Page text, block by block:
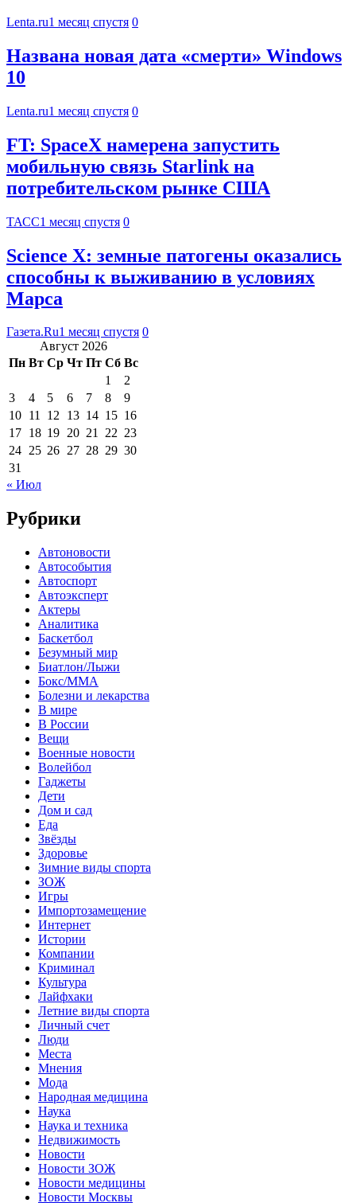
Lenta.ru1 месяц спустя 0
Названа новая дата «смерти» Windows
10
Lenta.ru1 месяц спустя 0
FT: SpaceX намерена запустить
мобильную связь Starlink на
потребительском рынке США
ТАСС1 месяц спустя 0
Science X: земные патогены оказались
способны к выживанию в условиях
Марса
Газета.Ru1 месяц спустя 0
Август 2026
Пн Вт Ср Чт Пт Сб Вс
1
2
3
4 5 6 7 8
9
10 11 12 13 14 15 16
17 18 19 20 21 22 23
24 25 26 27 28 29 30
31
« Июл
Рубрики
Автоновости
Автособытия
Автоспорт
Автоэксперт
Актеры
Аналитика
Баскетбол
Безумный мир
Биатлон/Лыжи
Бокс/MMA
Болезни и лекарства
В мире
В России
Вещи
Военные новости
Волейбол
Гаджеты
Дети
Дом и сад
Еда
Звёзды
Здоровье
Зимние виды спорта
ЗОЖ
Игры
Импортозамещение
Интернет
Истории
Компании
Криминал
Культура
Лайфхаки
Летние виды спорта
Личный счет
Люди
Места
Мнения
Мода
Народная медицина
Наука
Наука и техника
Недвижимость
Новости
Новости ЗОЖ
Новости медицины
Новости Москвы